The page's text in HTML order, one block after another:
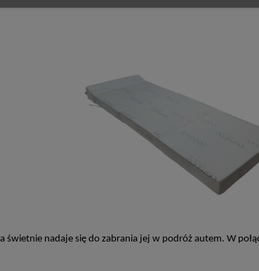
świetnie nadaje się do zabrania jej w podróż autem. W